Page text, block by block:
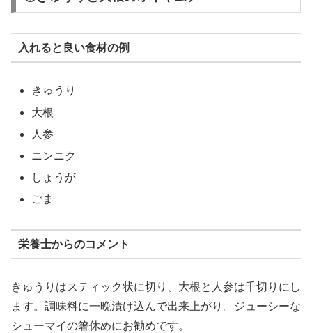
入れると良い食材の例
きゅうり
大根
人参
ニンニク
しょうが
ごま
栄養士からのコメント
きゅうりはスティック状に切り、大根と人参は千切りにし
ます。調味料に一晩漬け込んで出来上がり。ジューシーな
シューマイの箸休めにお勧めです。